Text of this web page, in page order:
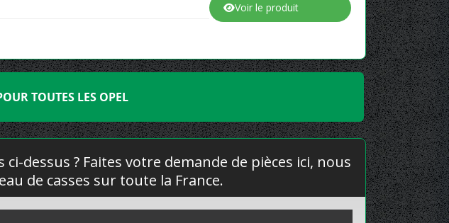
Voir le produit
TOUTES LES OPEL
dessus ? Faites votre demande de pièces ici, nous
de casses sur toute la France.